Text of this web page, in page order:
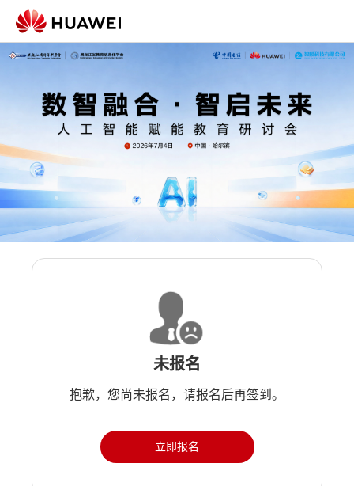
未报名
抱歉，您尚未报名，请报名后再签到。
立即报名